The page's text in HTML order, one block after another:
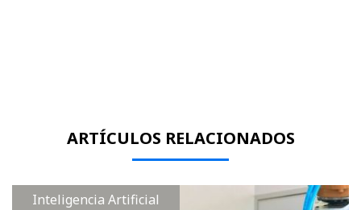
ARTÍCULOS RELACIONADOS
Inteligencia Artificial